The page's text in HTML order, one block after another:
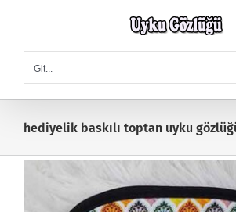
Git...
hediyelik baskılı toptan uyku